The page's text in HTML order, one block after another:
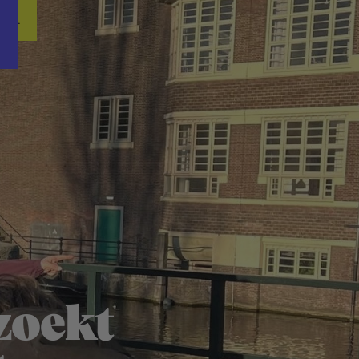
Word nu gratis en geheel vrijblijvend lid van ons Vacature Via